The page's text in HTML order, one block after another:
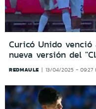
Curicó Unido venció
nueva versión del
REDMAULE 13/04/2025 - 09:27